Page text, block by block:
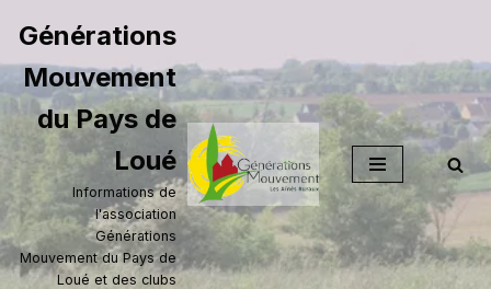
Aller
au
contenu
Générations
Mouvement
du Pays de
Loué
Informations de
l'association
Générations
Mouvement du Pays de
Loué et des clubs